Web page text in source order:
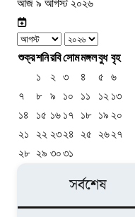
আজ ৯ আগস্ট ২০২৬
শুক্রশনিরবিসোমমঙ্গলবুধ বৃহ
১
২ ৩ ৪ ৫
৬
৭
৮ ৯ ১০ ১১ ১২ ১৩
১৪
১৫ ১৬ ১৭ ১৮ ১৯ ২০
২১
২২ ২৩২৪ ২৫ ২৬২৭
২৮ ২৯ ৩০৩১
সর্বশেষ